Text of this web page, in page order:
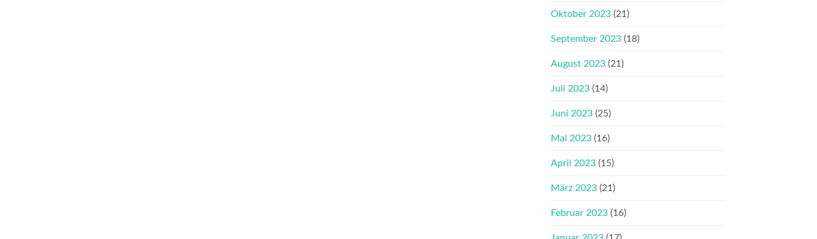
Oktober 2023 (21)
September 2023 (18)
August 2023 (21)
Juli 2023 (14)
Juni 2023 (25)
Mai 2023 (16)
April 2023 (15)
März 2023 (21)
Februar 2023 (16)